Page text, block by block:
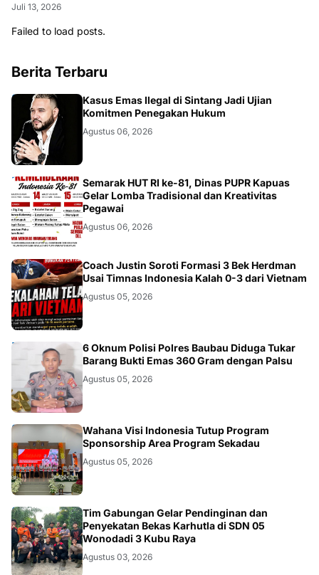
Juli 13, 2026
Failed to load posts.
Berita Terbaru
Kasus Emas Ilegal di Sintang Jadi Ujian
Komitmen Penegakan Hukum
Agustus 06, 2026
DAERAH
Semarak HUT RI ke-81, Dinas PUPR Kapuas
Gelar Lomba Tradisional dan Kreativitas
Pegawai
Agustus 06, 2026
JAKARTA
Coach Justin Soroti Formasi 3 Bek Herdman
Usai Timnas Indonesia Kalah 0-3 dari Vietnam
Agustus 05, 2026
BAUBAU
6 Oknum Polisi Polres Baubau Diduga Tukar
Barang Bukti Emas 360 Gram dengan Palsu
Agustus 05, 2026
KALBAR
Wahana Visi Indonesia Tutup Program
Sponsorship Area Program Sekadau
Agustus 05, 2026
KALBAR
Tim Gabungan Gelar Pendinginan dan
Penyekatan Bekas Karhutla di SDN 05
Wonodadi 3 Kubu Raya
Agustus 03, 2026